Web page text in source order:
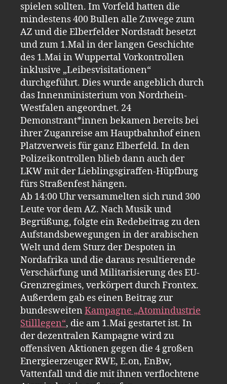
spielen sollten. Im Vorfeld hatten die
mindestens 400 Bullen alle Zuwege zum
AZ und die Elberfelder Nordstadt besetzt
und zum 1.Mal in der langen Geschichte
des 1.Mai in Wuppertal Vorkontrollen
inklusive „Leibesvisitationen“
durchgeführt. Dies wurde angeblich durch
das Innenministerium von Nordrhein-
Westfalen angeordnet. 24
Demonstrant*innen bekamen bereits bei
ihrer Zuganreise am Hauptbahnhof einen
Platzverweis für ganz Elberfeld. In den
Polizeikontrollen blieb dann auch der
LKW mit der Lieblingsgiraffen-Hüpfburg
fürs Straßenfest hängen.
Ab 14:00 Uhr versammelten sich rund 300
Leute vor dem AZ. Nach Musik und
Begrüßung, folgte ein Redebeitrag zu den
Aufstandsbewegungen in der arabischen
Welt und dem Sturz der Despoten in
Nordafrika und die daraus resultierende
Verschärfung und Militarisierung des EU-
Grenzregimes, verkörpert durch Frontex.
Außerdem gab es einen Beitrag zur
bundesweiten Kampagne „Atomindustrie
Stilllegen“, die am 1.Mai gestartet ist. In
der dezentralen Kampagne wird zu
offensiven Aktionen gegen die 4 großen
Energieerzeuger RWE, E.on, EnBw,
Vattenfall und die mit ihnen verflochtene